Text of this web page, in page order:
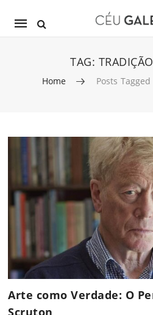
Mobile
TAG:
Home Posts
Arte como Verdade: O